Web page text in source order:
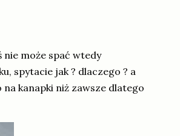
nie może spać wtedy
spytacie jak ? dlaczego ? a
kanapki niż zawsze dlatego